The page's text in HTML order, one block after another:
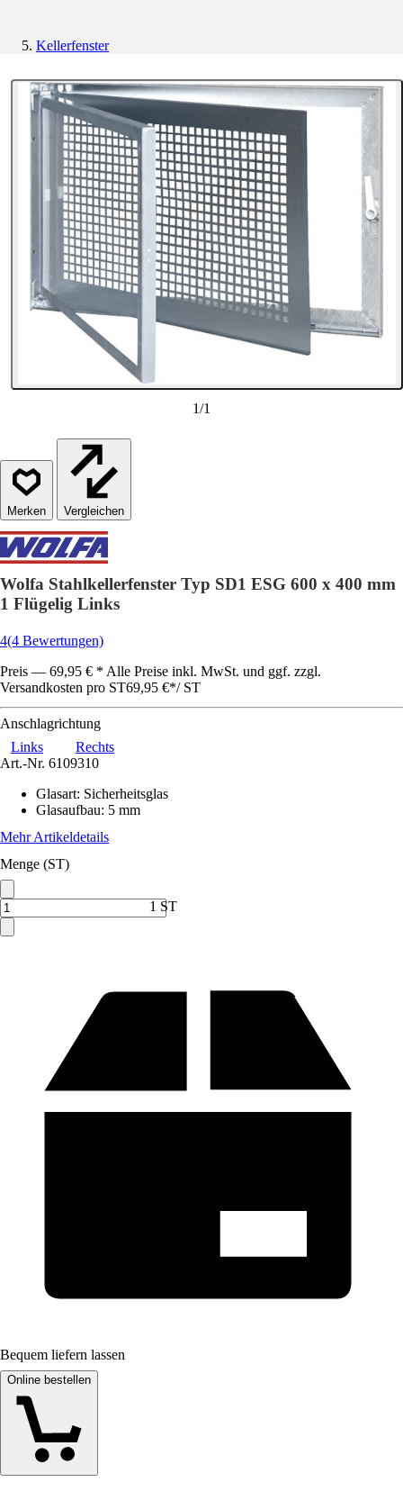
Kellerfenster
1/1
Vergleichen
Wolfa Stahlkellerfenster Typ SD1 ESG 600 x 400 mm
1 Flügelig Links
4(4 Bewertungen)
Preis — 69,95 € * Alle Preise inkl. MwSt. und ggf. zzgl.
Versandkosten pro ST69,95 €*/ ST
Anschlagrichtung
Links
Rechts
Art.-Nr. 6109310
Glasart: Sicherheitsglas
Glasaufbau: 5 mm
Mehr Artikeldetails
Menge (ST)
1 ST
Bequem liefern lassen
Online bestellen